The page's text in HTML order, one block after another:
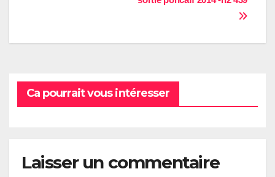
Ca pourrait vous intéresser
Laisser un commentaire